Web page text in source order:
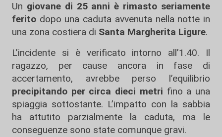
Un giovane di 25 anni è rimasto seriamente
ferito dopo una caduta avvenuta nella notte in
una zona costiera di Santa Margherita Ligure.
L’incidente si è verificato intorno all’1.40. Il
ragazzo, per cause ancora in fase di
accertamento, avrebbe perso l’equilibrio
precipitando per circa dieci metri fino a una
spiaggia sottostante. L’impatto con la sabbia
ha attutito parzialmente la caduta, ma le
conseguenze sono state comunque gravi.